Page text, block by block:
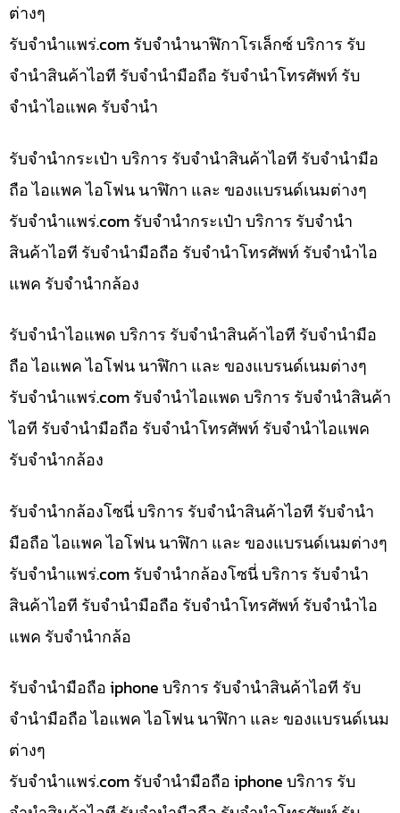
ต่างๆ
รับจํานําแพร่.com รับจำนำนาฬิกาโรเล็กซ์ บริการ รับ
จำนำสินค้าไอที รับจำนำมือถือ รับจำนำโทรศัพท์ รับ
จำนำไอแพค รับจำนำ
รับจำนำกระเป๋า บริการ รับจำนำสินค้าไอที รับจำนำมือ
ถือ ไอแพค ไอโฟน นาฬิกา และ ของแบรนด์เนมต่างๆ
รับจํานําแพร่.com รับจำนำกระเป๋า บริการ รับจำนำ
สินค้าไอที รับจำนำมือถือ รับจำนำโทรศัพท์ รับจำนำไอ
แพค รับจำนำกล้อง
รับจำนำไอแพด บริการ รับจำนำสินค้าไอที รับจำนำมือ
ถือ ไอแพค ไอโฟน นาฬิกา และ ของแบรนด์เนมต่างๆ
รับจํานําแพร่.com รับจำนำไอแพด บริการ รับจำนำสินค้า
ไอที รับจำนำมือถือ รับจำนำโทรศัพท์ รับจำนำไอแพค
รับจำนำกล้อง
รับจำนำกล้องโซนี่ บริการ รับจำนำสินค้าไอที รับจำนำ
มือถือ ไอแพค ไอโฟน นาฬิกา และ ของแบรนด์เนมต่างๆ
รับจํานําแพร่.com รับจำนำกล้องโซนี่ บริการ รับจำนำ
สินค้าไอที รับจำนำมือถือ รับจำนำโทรศัพท์ รับจำนำไอ
แพค รับจำนำกล้อ
รับจำนำมือถือ iphone บริการ รับจำนำสินค้าไอที รับ
จำนำมือถือ ไอแพค ไอโฟน นาฬิกา และ ของแบรนด์เนม
ต่างๆ
รับจํานําแพร่.com รับจำนำมือถือ iphone บริการ รับ